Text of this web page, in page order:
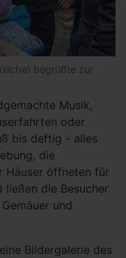
begrüßte zur
Musik,
oder
bis deftig - alles
die
Häuser öffneten für
die Besucher
und
Bildergalerie des